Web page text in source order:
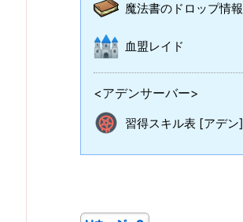
魔法書のドロップ情報
血盟レイド
<アデンサーバー>
習得スキル表 [アデン]